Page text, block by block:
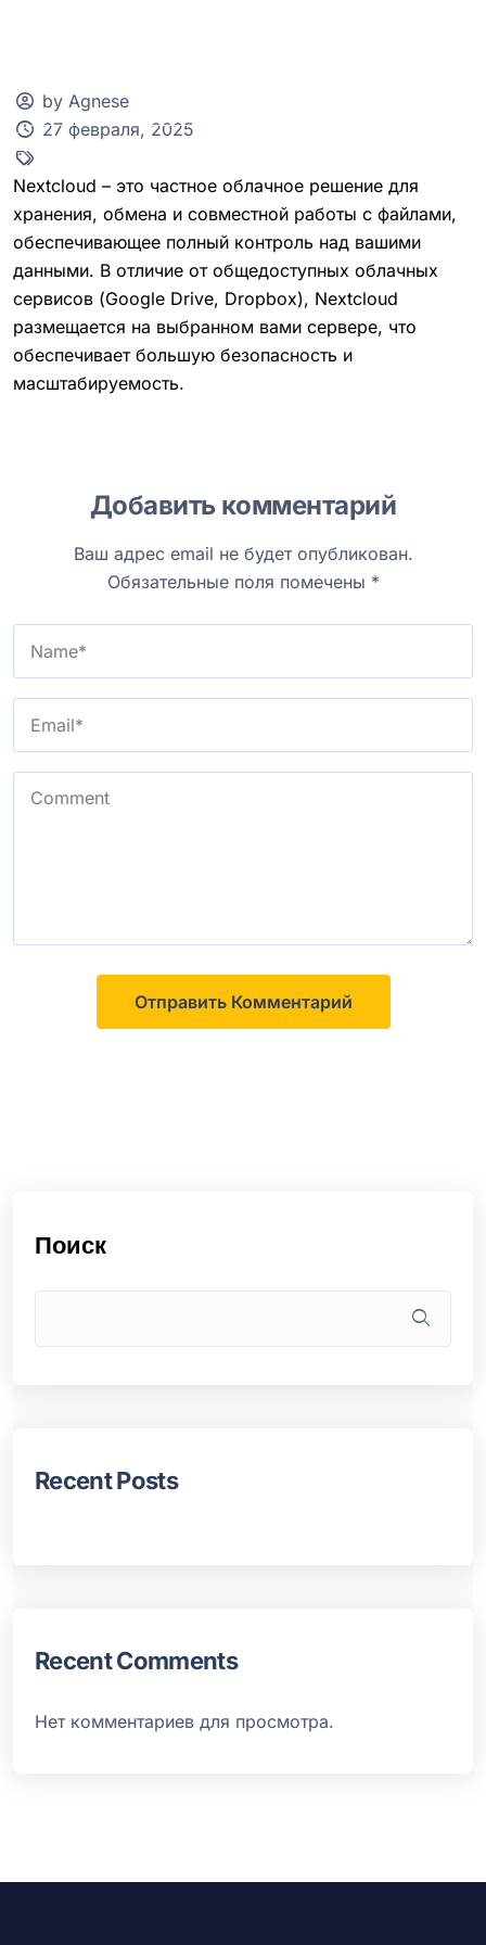
by Agnese
27 февраля, 2025
Nextcloud – это частное облачное решение для
хранения, обмена и совместной работы с файлами,
обеспечивающее полный контроль над вашими
данными. В отличие от общедоступных облачных
сервисов (Google Drive, Dropbox), Nextcloud
размещается на выбранном вами сервере, что
обеспечивает большую безопасность и
масштабируемость.
Добавить комментарий
Ваш адрес email не будет опубликован.
Обязательные поля помечены *
Поиск
Recent Posts
Recent Comments
Нет комментариев для просмотра.